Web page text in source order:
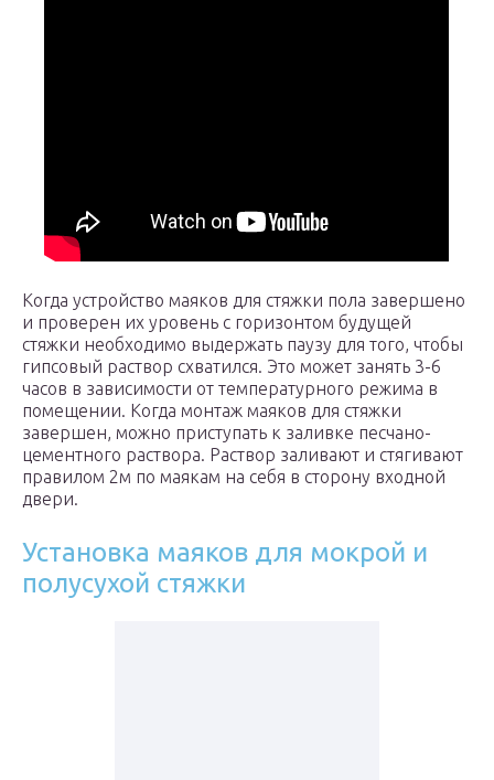
Когда устройство маяков для стяжки пола завершено
и проверен их уровень с горизонтом будущей
стяжки необходимо выдержать паузу для того, чтобы
гипсовый раствор схватился. Это может занять 3-6
часов в зависимости от температурного режима в
помещении. Когда монтаж маяков для стяжки
завершен, можно приступать к заливке песчано-
цементного раствора. Раствор заливают и стягивают
правилом 2м по маякам на себя в сторону входной
двери.
Установка маяков для мокрой и
полусухой стяжки